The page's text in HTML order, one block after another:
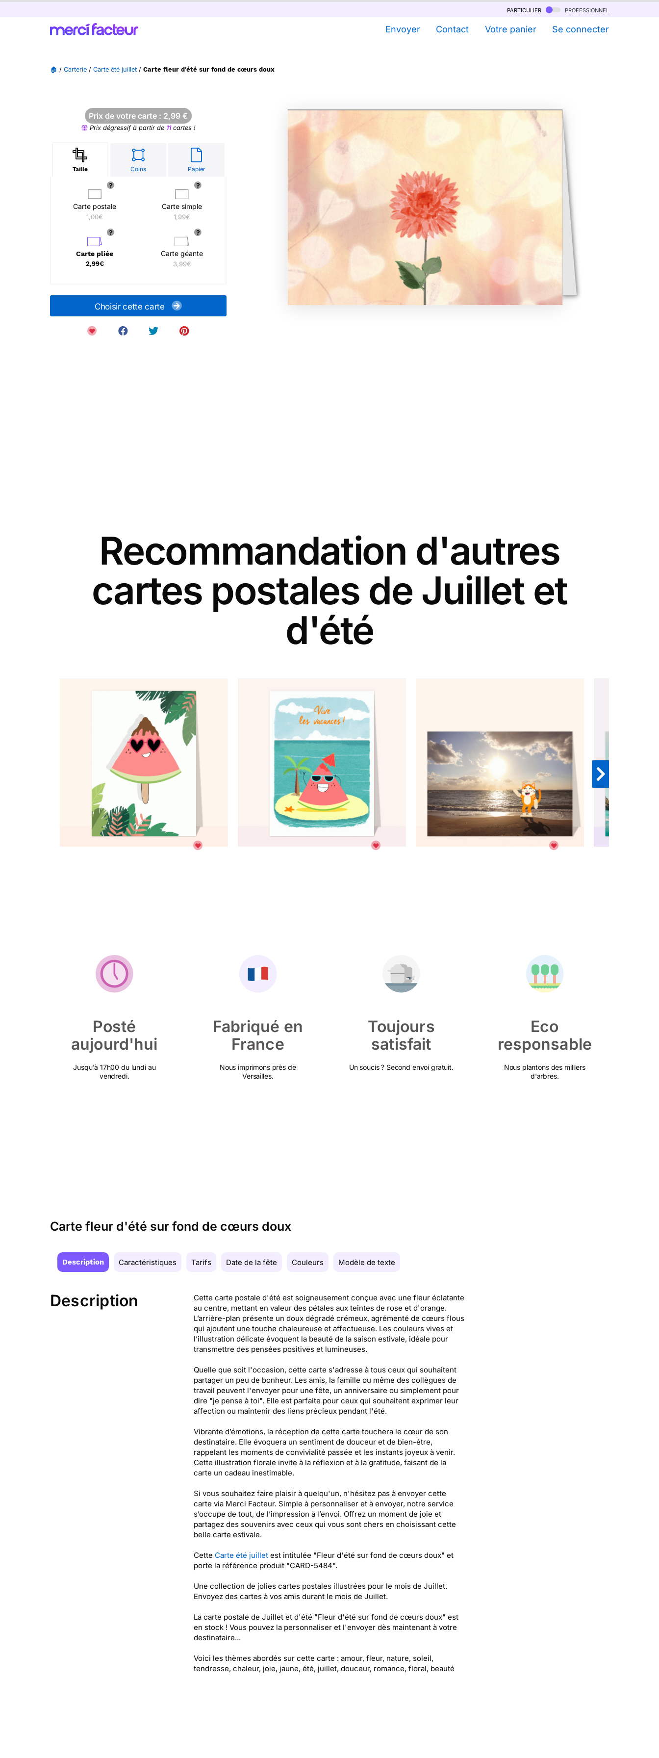
particulier professionnel
Envoyer Contact Votre panier Se connecter
🏠 / Carterie / Carte été juillet / Carte fleur d'été sur fond de cœurs doux
Prix de votre carte : 2,99 €
Prix dégressif à partir de 11cartes !
Taille Coins Papier
Carte postale
1,00€
Carte simple
1,99€
Carte pliée
2,99€
Carte géante
3,99€
Choisir cette carte
Recommandation d'autres
cartes postales de Juillet et
d'été
Posté
aujourd'hui
Jusqu'à 17h00 du lundi au
vendredi.
Fabriqué en
France
Nous imprimons près de
Versailles.
Toujours
satisfait
Un soucis ? Second envoi gratuit.
Eco
responsable
Nous plantons des milliers
d'arbres.
Carte fleur d'été sur fond de cœurs doux
Description Caractéristiques Tarifs Date de la fête Couleurs Modèle de texte
Description
Cette carte postale d'été est soigneusement conçue avec une fleur éclatante
au centre, mettant en valeur des pétales aux teintes de rose et d'orange.
L’arrière-plan présente un doux dégradé crémeux, agrémenté de cœurs flous
qui ajoutent une touche chaleureuse et affectueuse. Les couleurs vives et
l’illustration délicate évoquent la beauté de la saison estivale, idéale pour
transmettre des pensées positives et lumineuses.
Quelle que soit l'occasion, cette carte s'adresse à tous ceux qui souhaitent
partager un peu de bonheur. Les amis, la famille ou même des collègues de
travail peuvent l'envoyer pour une fête, un anniversaire ou simplement pour
dire "je pense à toi". Elle est parfaite pour ceux qui souhaitent exprimer leur
affection ou maintenir des liens précieux pendant l'été.
Vibrante d’émotions, la réception de cette carte touchera le cœur de son
destinataire. Elle évoquera un sentiment de douceur et de bien-être,
rappelant les moments de convivialité passée et les instants joyeux à venir.
Cette illustration florale invite à la réflexion et à la gratitude, faisant de la
carte un cadeau inestimable.
Si vous souhaitez faire plaisir à quelqu'un, n'hésitez pas à envoyer cette
carte via Merci Facteur. Simple à personnaliser et à envoyer, notre service
s’occupe de tout, de l’impression à l’envoi. Offrez un moment de joie et
partagez des souvenirs avec ceux qui vous sont chers en choisissant cette
belle carte estivale.
Cette Carte été juilletest intitulée "Fleur d'été sur fond de cœurs doux" et
porte la référence produit "CARD-5484".
Une collection de jolies cartes postales illustrées pour le mois de Juillet.
Envoyez des cartes à vos amis durant le mois de Juillet.
La carte postale de Juillet et d'été "Fleur d'été sur fond de cœurs doux" est
en stock ! Vous pouvez la personnaliser et l'envoyer dès maintenant à votre
destinataire...
Voici les thèmes abordés sur cette carte : amour, fleur, nature, soleil,
tendresse, chaleur, joie, jaune, été, juillet, douceur, romance, floral, beauté